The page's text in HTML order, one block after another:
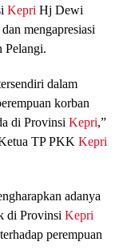
Kepri Hj Dewi
mengapresiasi
Pelangi.
dalam
korban
di Provinsi Kepri,”
TP PKK Kepri
adanya
di Provinsi Kepri
perempuan